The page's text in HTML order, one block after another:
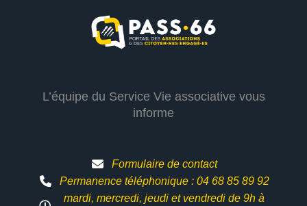
L’équipe du Service Vie associative vous
informe
Formulaire de contact
Permanence téléphonique : 04 68 85 89 92
mardi, mercredi, jeudi et vendredi de 9h à